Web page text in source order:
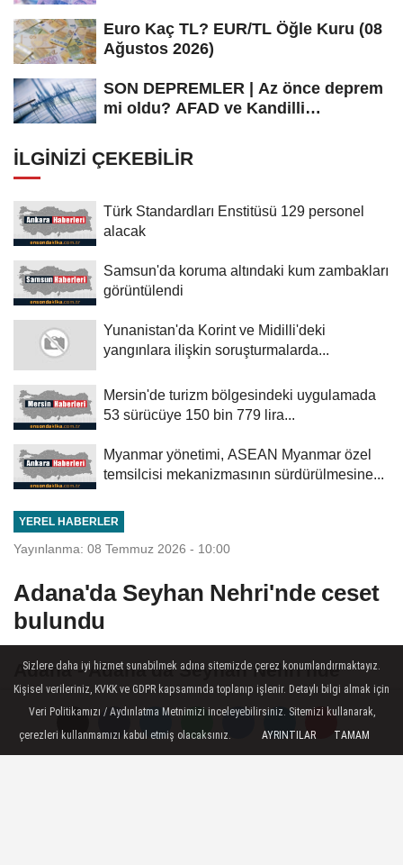
Euro Kaç TL? EUR/TL Öğle Kuru (08
Ağustos 2026)
SON DEPREMLER | Az önce deprem
mi oldu? AFAD ve Kandilli
İLGINIZI ÇEKEBILIR
Türk Standardları Enstitüsü 129 personel
alacak
Samsun'da koruma altındaki kum zambakları
görüntülendi
Yunanistan'da Korint ve Midilli'deki
yangınlara ilişkin soruşturmalarda...
Mersin'de turizm bölgesindeki uygulamada
53 sürücüye 150 bin 779 lira...
Myanmar yönetimi, ASEAN Myanmar özel
temsilcisi mekanizmasının sürdürülmesine...
YEREL HABERLER
Yayınlanma: 08 Temmuz 2026 - 10:00
Adana'da Seyhan Nehri'nde ceset
bulundu
Adana - Adana'da Seyhan Nehri'nde
erkek cesedi bulundu.
YEREL HABERLER 08 Temmuz 2026 - 10:00
Sizlere daha iyi hizmet sunabilmek adına sitemizde çerez konumlandırmaktayız.
Kişisel verileriniz, KVKK ve GDPR kapsamında toplanıp işlenir. Detaylı bilgi almak için
Veri Politikamızı / Aydınlatma Metnimizi inceleyebilirsiniz. Sitemizi kullanarak,
çerezleri kullanmamızı kabul etmiş olacaksınız.
AYRINTILAR TAMAM